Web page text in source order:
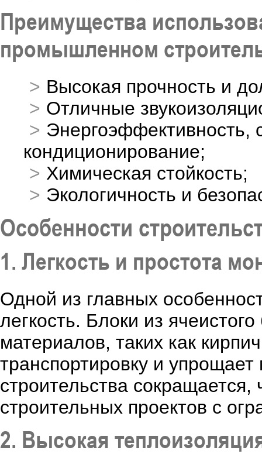
Преимущества
промышленном
Высокая прочность и
Отличные
Энергоэффективность,
кондиционирование;
Химическая стойкость;
Экологичность и
Особенности
1. Легкость и простота
Одной из главных
легкость. Блоки из
материалов, таких как
транспортировку и
строительства
строительных проектов с
2. Высокая